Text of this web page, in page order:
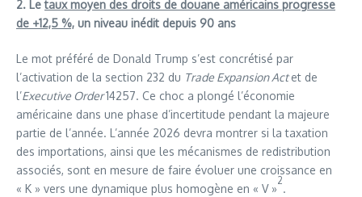
2. Letaux moyen des droits de douane américains progresse
de +12,5 %, un niveau inédit depuis 90 ans
Le mot préféré de Donald Trump s’est concrétisé par
l’activation de la section 232 du Trade Expansion Actet de
l’Executive Order14257. Ce choc a plongé l’économie
américaine dans une phase d’incertitude pendant la majeure
partie de l’année. L’année 2026 devra montrer si la taxation
des importations, ainsi que les mécanismes de redistribution
associés, sont en mesure de faire évoluer une croissance en
« K » vers une dynamique plus homogène en « V »
2
.